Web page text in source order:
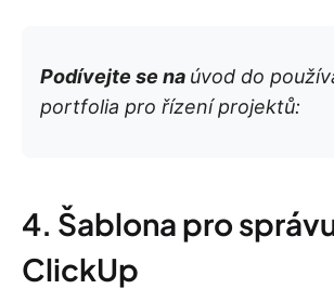
Podívejte se na úvod do
portfolia pro řízení projektů:
4. Šablona pro
ClickUp